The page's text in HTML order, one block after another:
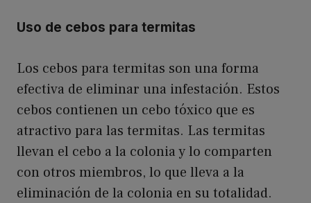
Uso de cebos para termitas
Los cebos para termitas son una forma
efectiva de eliminar una infestación. Estos
cebos contienen un cebo tóxico que es
atractivo para las termitas. Las termitas
llevan el cebo a la colonia y lo comparten
con otros miembros, lo que lleva a la
eliminación de la colonia en su totalidad.